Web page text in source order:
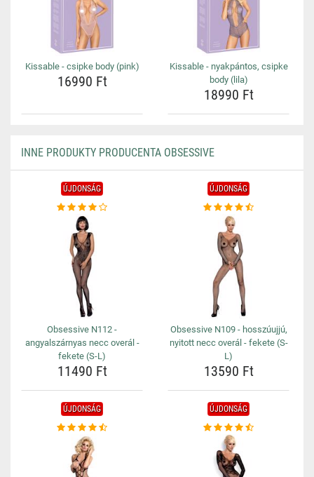
Kissable - csipke body (pink)
16990 Ft
Kissable - nyakpántos, csipke
body (lila)
18990 Ft
INNE PRODUKTY PRODUCENTA OBSESSIVE
ÚJDONSÁG
Obsessive N112 -
angyalszárnyas necc overál -
fekete (S-L)
11490 Ft
ÚJDONSÁG
Obsessive N109 - hosszúujjú,
nyitott necc overál - fekete (S-
L)
13590 Ft
ÚJDONSÁG ÚJDONSÁG